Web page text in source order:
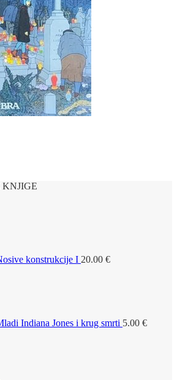
KNJIGE
konstrukcije I 20.00 €
Indiana Jones i krug smrti 5.00 €